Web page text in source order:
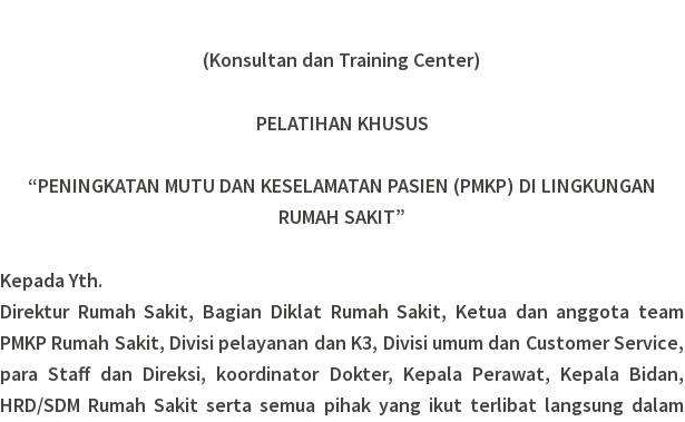
(Konsultan dan Training Center)
PELATIHAN KHUSUS
“PENINGKATAN MUTU DAN KESELAMATAN PASIEN (PMKP) DI LINGKUNGAN
RUMAH SAKIT”
Kepada Yth.
Direktur Rumah Sakit, Bagian Diklat Rumah Sakit, Ketua dan anggota team
PMKP Rumah Sakit, Divisi pelayanan dan K3, Divisi umum dan Customer Service,
para Staff dan Direksi, koordinator Dokter, Kepala Perawat, Kepala Bidan,
HRD/SDM Rumah Sakit serta semua pihak yang ikut terlibat langsung dalam